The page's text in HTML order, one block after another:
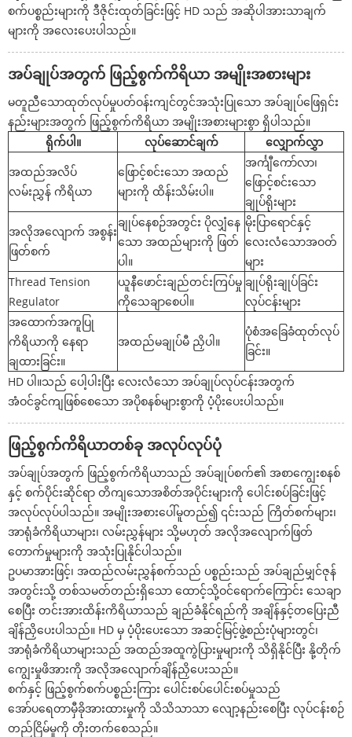
စက်ပစ္စည်းများကို ဒီဇိုင်းထုတ်ခြင်းဖြင့် HD သည် အဆိုပါအားသာချက်
များကို အလေးပေးပါသည်။
အပ်ချုပ်အတွက် ဖြည့်စွက်ကိရိယာ အမျိုးအစားများ
မတူညီသောထုတ်လုပ်မှုပတ်ဝန်းကျင်တွင်အသုံးပြုသော အပ်ချုပ်ဖြေရှင်း
နည်းများအတွက် ဖြည့်စွက်ကိရိယာ အမျိုးအစားများစွာ ရှိပါသည်။
ရိုက်ပါ။
လုပ်ဆောင်ချက်
လျှောက်လွှာ
အထည်အလိပ်
လမ်းညွှန် ကိရိယာ
ဖြောင့်စင်းသော အထည်
များကို ထိန်းသိမ်းပါ။
အင်္ကျီကော်လာ၊
ဖြောင့်စင်းသော
ချုပ်ရိုးများ
အလိုအလျောက် အစွန်း
ဖြတ်စက်
ချုပ်နေစဉ်အတွင်း ပိုလျှံနေ
သော အထည်များကို ဖြတ်
ပါ။
မိုးပြာရောင်နှင့်
လေးလံသောအဝတ်
များ
Thread Tension
Regulator
ယူနီဖောင်းချည်တင်းကြပ်မှု
ကိုသေချာစေပါ။
ချုပ်ရိုးချုပ်ခြင်း
လုပ်ငန်းများ
အထောက်အကူပြု
ကိရိယာကို နေရာ
ချထားခြင်း။
အထည်မချုပ်မီ ညှိပါ။
ပုံစံအခြေခံထုတ်လုပ်
ခြင်း။
HD ပါ။သည် ပေါ့ပါးပြီး လေးလံသော အပ်ချုပ်လုပ်ငန်းအတွက်
အံဝင်ခွင်ကျဖြစ်စေသော အပိုစနစ်များစွာကို ပံ့ပိုးပေးပါသည်။
ဖြည့်စွက်ကိရိယာတစ်ခု အလုပ်လုပ်ပုံ
အပ်ချုပ်အတွက် ဖြည့်စွက်ကိရိယာသည် အပ်ချုပ်စက်၏ အစာကျွေးစနစ်
နှင့် စက်ပိုင်းဆိုင်ရာ တိကျသောအစိတ်အပိုင်းများကို ပေါင်းစပ်ခြင်းဖြင့်
အလုပ်လုပ်ပါသည်။ အမျိုးအစားပေါ်မူတည်၍ ၎င်းသည် ကြိတ်စက်များ၊
အာရုံခံကိရိယာများ၊ လမ်းညွှန်များ သို့မဟုတ် အလိုအလျောက်ဖြတ်
တောက်မှုများကို အသုံးပြုနိုင်ပါသည်။
ဥပမာအားဖြင့်၊ အထည်လမ်းညွှန်စက်သည် ပစ္စည်းသည် အပ်ချည်မျှင်ဇုန်
အတွင်းသို့ တစ်သမတ်တည်းရှိသော ထောင့်သို့ဝင်ရောက်ကြောင်း သေချာ
စေပြီး တင်းအားထိန်းကိရိယာသည် ချည်ခံနိုင်ရည်ကို အချိန်နှင့်တပြေးညီ
ချိန်ညှိပေးပါသည်။ HD မှ ပံ့ပိုးပေးသော အဆင့်မြင့်ဖွဲ့စည်းပုံများတွင်၊
အာရုံခံကိရိယာများသည် အထည်အထူကွဲပြားမှုများကို သိရှိနိုင်ပြီး နို့တိုက်
ကျွေးမှုဖိအားကို အလိုအလျောက်ချိန်ညှိပေးသည်။
စက်နှင့် ဖြည့်စွက်စက်ပစ္စည်းကြား ပေါင်းစပ်ပေါင်းစပ်မှုသည်
အော်ပရေတာမှီခိုအားထားမှုကို သိသိသာသာ လျော့နည်းစေပြီး လုပ်ငန်းစဉ်
တည်ငြိမ်မှုကို တိုးတက်စေသည်။